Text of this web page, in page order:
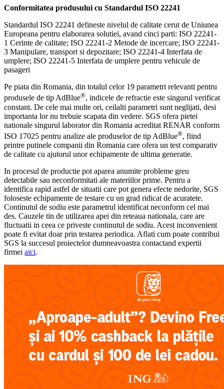
Conformitatea produsului cu Standardul ISO 22241
Standardul ISO 22241 defineste nivelul de calitate cerut de Uniunea
Europeana pentru elaborarea solutiei, avand cinci parti: ISO 22241-
1 Cerinte de calitate; ISO 22241-2 Metode de incercare; ISO 22241-
3 Manipulare, transport si depozitare; ISO 22241-4 Interfata de
umplere; ISO 22241-5 Interfata de umplere pentru vehicule de
pasageri
Pe piata din Romania, din totalul celor 19 parametri relevanti pentru
produsele de tip AdBlue®, indicele de refractie este singurul verificat
constant. De cele mai multe ori, ceilalti parametri sunt neglijati, desi
importanta lor nu trebuie scapata din vedere. SGS ofera pietei
nationale singurul laborator din Romania acreditat RENAR conform
ISO 17025 pentru analize ale produselor de tip AdBlue®, fiind
printre putinele companii din Romania care ofera un test comparativ
de calitate cu ajutorul unor echipamente de ultima generatie.
In procesul de productie pot aparea anumite probleme greu
detectabile sau neconformitati ale materiilor prime. Pentru a
identifica rapid astfel de situatii care pot genera efecte nedorite, SGS
foloseste echipamente de testare cu un grad ridicat de acuratete.
Continutul de sodiu este parametrul identificat neconform cel mai
des. Cauzele tin de utilizarea apei din reteaua nationala, care are
fluctuatii in ceea ce priveste continutul de sodiu. Acest inconvenient
poate fi evitat doar prin testarea periodica. Aflati cum poate contribui
SGS la succesul proiectelor dumneavoastra contactand expertii
firmei aici.